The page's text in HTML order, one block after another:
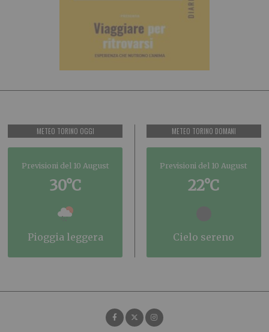
METEO TORINO OGGI
Previsioni del 10 August
30°C
pioggia leggera
METEO TORINO DOMANI
Previsioni del 10 August
22°C
cielo sereno